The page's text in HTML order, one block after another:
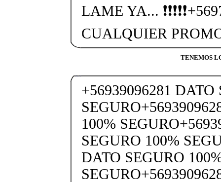
LAME YA...
CUALQUIER
TENEMOS
+56939096281 DATO
100%
SEGURO 100%
DATO SEGURO